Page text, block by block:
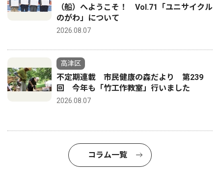
（船）へようこそ！ Vol.71「ユニサイクル
のがわ」について
2026.08.07
高津区
不定期連載 市民健康の森だより 第239
回 今年も「竹工作教室」行いました
2026.08.07
コラム一覧